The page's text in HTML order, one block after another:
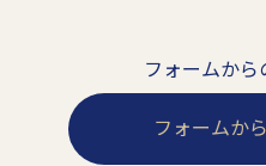
フォームか
フォームか